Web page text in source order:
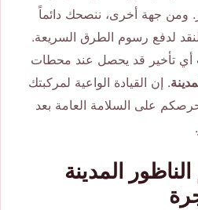
ومن جهة أخرى، ننصحك دائماً
لدفع رسوم الطرق السريعة.
أي تأخير قد يحصل عند محطات
. إن القيادة الواعية لمركبتك
على السلامة العامة بعد
.
المدينة